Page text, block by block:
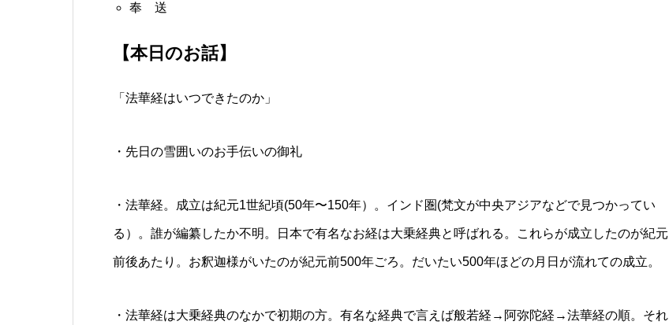
奉 送
【本日のお話】
「法華経はいつできたのか」
・先日の雪囲いのお手伝いの御礼
・法華経。成立は紀元1世紀頃(50年〜150年）。インド圏(梵文が中央アジアなどで見つかってい
る）。誰が編纂したか不明。日本で有名なお経は大乗経典と呼ばれる。これらが成立したのが紀元
前後あたり。お釈迦様がいたのが紀元前500年ごろ。だいたい500年ほどの月日が流れての成立。
・法華経は大乗経典のなかで初期の方。有名な経典で言えば般若経→阿弥陀経→法華経の順。それ